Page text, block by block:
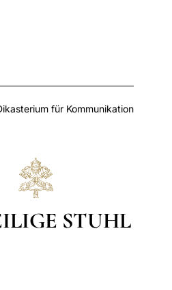
für Kommunikation
STUHL